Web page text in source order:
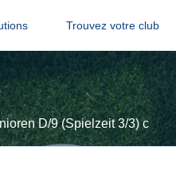
Trouvez votre club
D/9 (Spielzeit 3/3) c